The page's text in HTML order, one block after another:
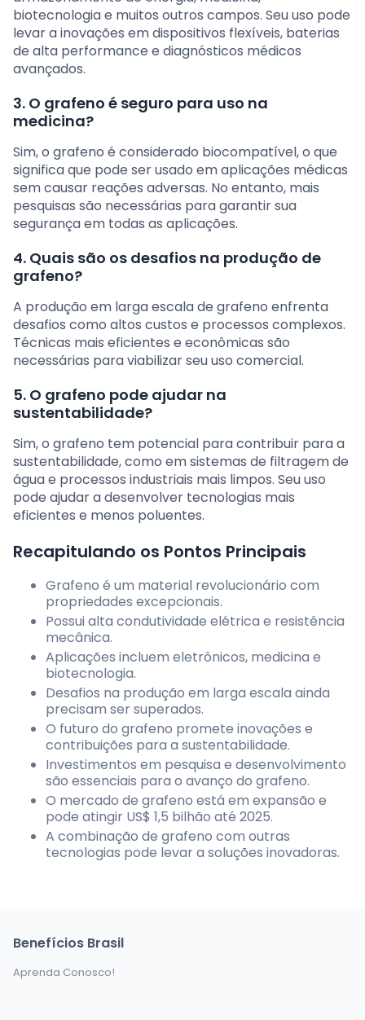
biotecnologia e muitos outros campos. Seu uso pode
levar a inovações em dispositivos flexíveis, baterias
de alta performance e diagnósticos médicos
avançados.
3. O grafeno é seguro para uso na
medicina?
Sim, o grafeno é considerado biocompatível, o que
significa que pode ser usado em aplicações médicas
sem causar reações adversas. No entanto, mais
pesquisas são necessárias para garantir sua
segurança em todas as aplicações.
4. Quais são os desafios na produção de
grafeno?
A produção em larga escala de grafeno enfrenta
desafios como altos custos e processos complexos.
Técnicas mais eficientes e econômicas são
necessárias para viabilizar seu uso comercial.
5. O grafeno pode ajudar na
sustentabilidade?
Sim, o grafeno tem potencial para contribuir para a
sustentabilidade, como em sistemas de filtragem de
água e processos industriais mais limpos. Seu uso
pode ajudar a desenvolver tecnologias mais
eficientes e menos poluentes.
Recapitulando os Pontos Principais
Grafeno é um material revolucionário com
propriedades excepcionais.
Possui alta condutividade elétrica e resistência
mecânica.
Aplicações incluem eletrônicos, medicina e
biotecnologia.
Desafios na produção em larga escala ainda
precisam ser superados.
O futuro do grafeno promete inovações e
contribuições para a sustentabilidade.
Investimentos em pesquisa e desenvolvimento
são essenciais para o avanço do grafeno.
O mercado de grafeno está em expansão e
pode atingir US$ 1,5 bilhão até 2025.
A combinação de grafeno com outras
tecnologias pode levar a soluções inovadoras.
Benefícios Brasil
Aprenda Conosco!